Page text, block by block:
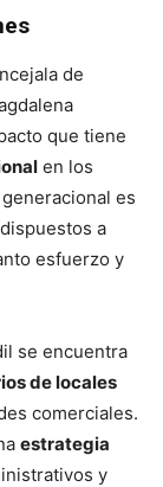
de
que tiene
en los
es
a
esfuerzo y
se encuentra
de locales
comerciales.
estrategia
y